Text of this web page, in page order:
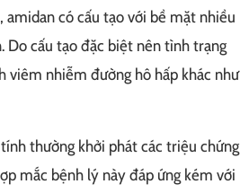
amidan có cấu tạo với bề mặt nhiều
Do cấu tạo đặc biệt nên tình trạng
viêm nhiễm đường hô hấp khác như
thường khởi phát các triệu chứng
mắc bệnh lý này đáp ứng kém với